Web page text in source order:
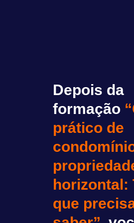
Depois da
formação “
prático de
horizontal:
que